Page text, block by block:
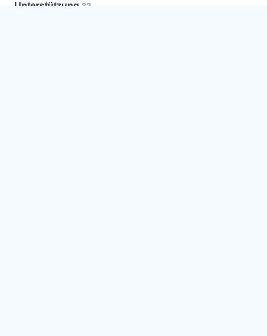
Unterstützung 32